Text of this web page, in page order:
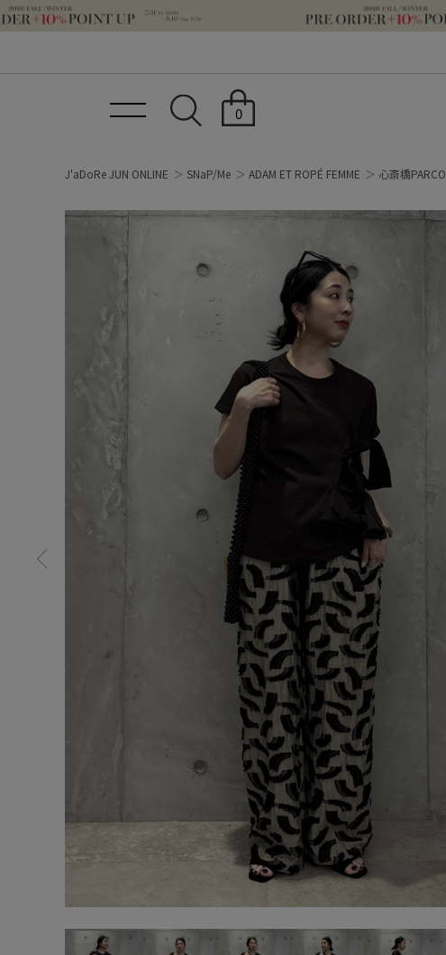
0
J'aDoRe JUN ONLINE SNaP/Me ADAM ET ROPÉ FEMME 心斎橋PARCO